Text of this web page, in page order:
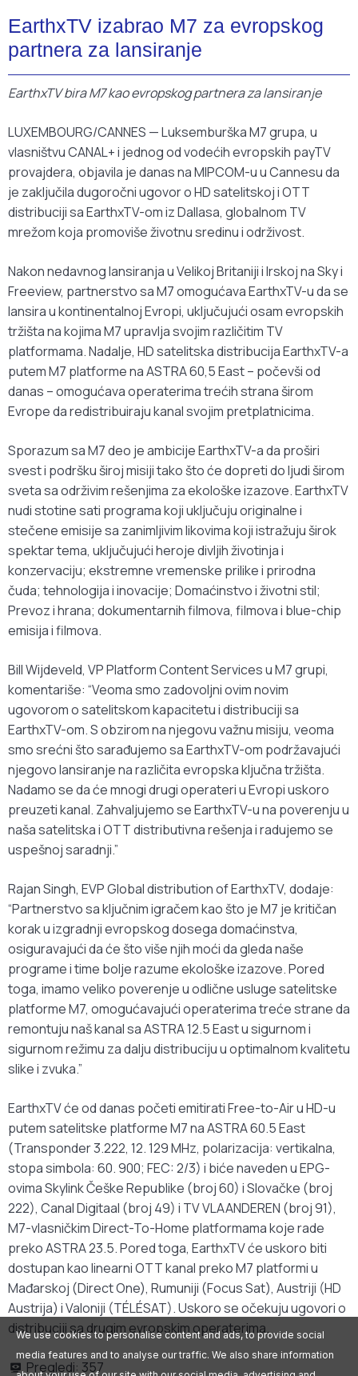
EarthxTV izabrao M7 za evropskog
partnera za lansiranje
EarthxTV bira M7 kao evropskog partnera za lansiranje
LUXEMBOURG/CANNES — Luksemburška M7 grupa, u
vlasništvu CANAL+ i jednog od vodećih evropskih payTV
provajdera, objavila je danas na MIPCOM-u u Cannesu da
je zaključila dugoročni ugovor o HD satelitskoj i OTT
distribuciji sa EarthxTV-om iz Dallasa, globalnom TV
mrežom koja promoviše životnu sredinu i održivost.
Nakon nedavnog lansiranja u Velikoj Britaniji i Irskoj na Sky i
Freeview, partnerstvo sa M7 omogućava EarthxTV-u da se
lansira u kontinentalnoj Evropi, uključujući osam evropskih
tržišta na kojima M7 upravlja svojim različitim TV
platformama. Nadalje, HD satelitska distribucija EarthxTV-a
putem M7 platforme na ASTRA 60,5 East – počevši od
danas – omogućava operaterima trećih strana širom
Evrope da redistribuiraju kanal svojim pretplatnicima.
Sporazum sa M7 deo je ambicije EarthxTV-a da proširi
svest i podršku široj misiji tako što će dopreti do ljudi širom
sveta sa održivim rešenjima za ekološke izazove. EarthxTV
nudi stotine sati programa koji uključuju originalne i
stečene emisije sa zanimljivim likovima koji istražuju širok
spektar tema, uključujući heroje divljih životinja i
konzervaciju; ekstremne vremenske prilike i prirodna
čuda; tehnologija i inovacije; Domaćinstvo i životni stil;
Prevoz i hrana; dokumentarnih filmova, filmova i blue-chip
emisija i filmova.
Bill Wijdeveld, VP Platform Content Services u M7 grupi,
komentariše: “Veoma smo zadovoljni ovim novim
ugovorom o satelitskom kapacitetu i distribuciji sa
EarthxTV-om. S obzirom na njegovu važnu misiju, veoma
smo srećni što sarađujemo sa EarthxTV-om podržavajući
njegovo lansiranje na različita evropska ključna tržišta.
Nadamo se da će mnogi drugi operateri u Evropi uskoro
preuzeti kanal. Zahvaljujemo se EarthxTV-u na poverenju u
naša satelitska i OTT distributivna rešenja i radujemo se
uspešnoj saradnji.”
Rajan Singh, EVP Global distribution of EarthxTV, dodaje:
“Partnerstvo sa ključnim igračem kao što je M7 je kritičan
korak u izgradnji evropskog dosega domaćinstva,
osiguravajući da će što više njih moći da gleda naše
programe i time bolje razume ekološke izazove. Pored
toga, imamo veliko poverenje u odlične usluge satelitske
platforme M7, omogućavajući operaterima treće strane da
remontuju naš kanal sa ASTRA 12.5 East u sigurnom i
sigurnom režimu za dalju distribuciju u optimalnom kvalitetu
slike i zvuka.”
EarthxTV će od danas početi emitirati Free-to-Air u HD-u
putem satelitske platforme M7 na ASTRA 60.5 East
(Transponder 3.222, 12. 129 MHz, polarizacija: vertikalna,
stopa simbola: 60. 900; FEC: 2/3) i biće naveden u EPG-
ovima Skylink Češke Republike (broj 60) i Slovačke (broj
222), Canal Digitaal (broj 49) i TV VLAANDEREN (broj 91),
M7-vlasničkim Direct-To-Home platformama koje rade
preko ASTRA 23.5. Pored toga, EarthxTV će uskoro biti
dostupan kao linearni OTT kanal preko M7 platformi u
Mađarskoj (Direct One), Rumuniji (Focus Sat), Austriji (HD
Austrija) i Valoniji (TÉLÉSAT). Uskoro se očekuju ugovori o
distribuciji sa drugim evropskim operaterima.
Pregledi: 357
We use cookies to personalise content and ads, to provide social
media features and to analyse our traffic. We also share information